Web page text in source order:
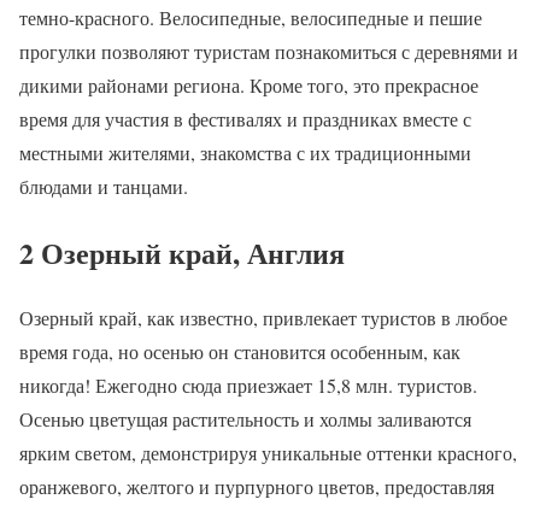
темно-красного. Велосипедные, велосипедные и пешие
прогулки позволяют туристам познакомиться с деревнями и
дикими районами региона. Кроме того, это прекрасное
время для участия в фестивалях и праздниках вместе с
местными жителями, знакомства с их традиционными
блюдами и танцами.
2 Озерный край, Англия
Озерный край, как известно, привлекает туристов в любое
время года, но осенью он становится особенным, как
никогда! Ежегодно сюда приезжает 15,8 млн. туристов.
Осенью цветущая растительность и холмы заливаются
ярким светом, демонстрируя уникальные оттенки красного,
оранжевого, желтого и пурпурного цветов, предоставляя